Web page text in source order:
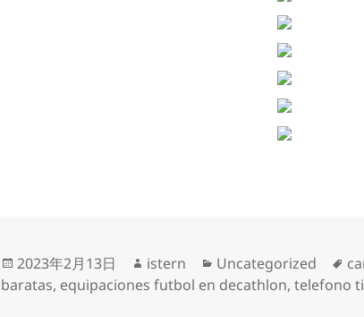
Publicado
el
2023年2月13日 Autor
istern Categorías
Uncategorized
baratas, equipaciones futbol en decathlon,telefono